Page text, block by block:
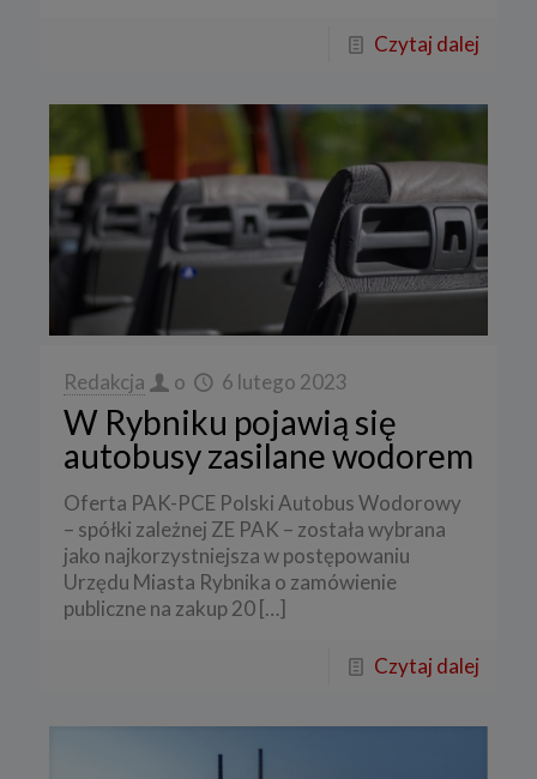
Czytaj dalej
Redakcja o 6 lutego 2023
W Rybniku pojawią się
autobusy zasilane wodorem
Oferta PAK-PCE Polski Autobus Wodorowy
– spółki zależnej ZE PAK – została wybrana
jako najkorzystniejsza w postępowaniu
Urzędu Miasta Rybnika o zamówienie
publiczne na zakup 20 […]
Czytaj dalej